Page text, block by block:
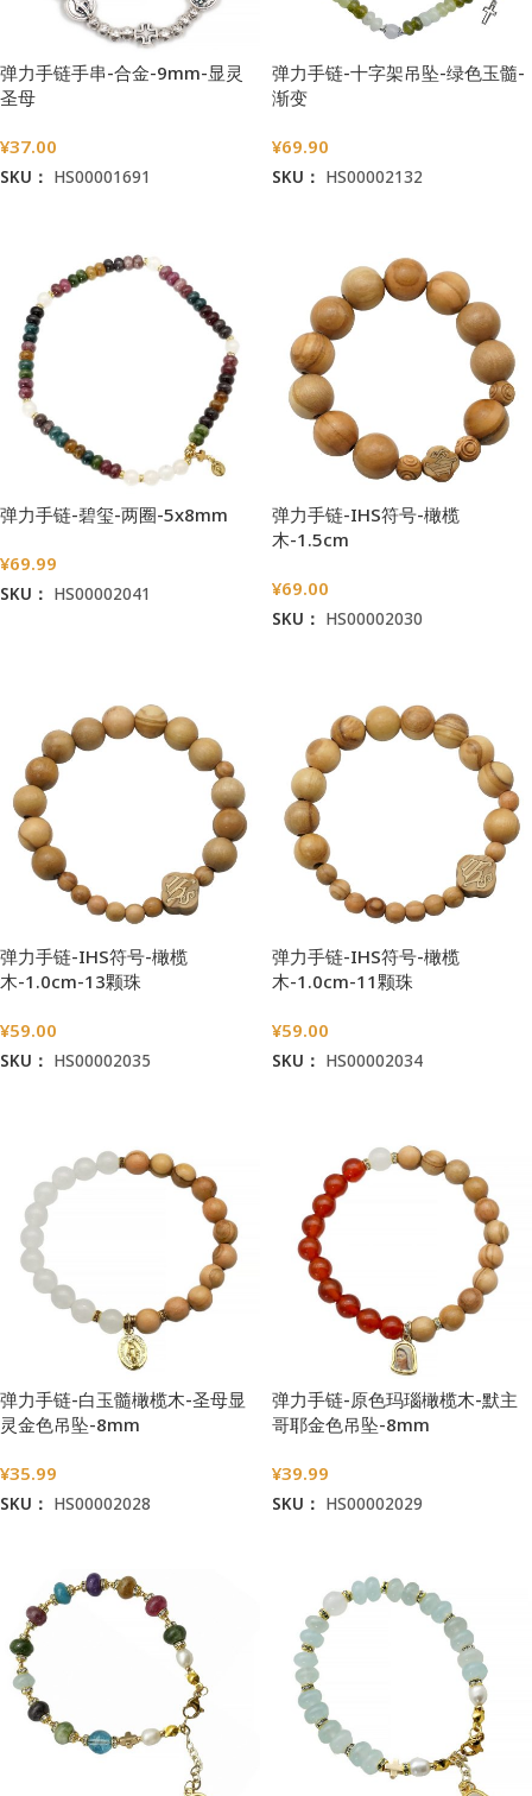
弹力手链手串-合金-9mm-显灵
圣母
¥37.00
SKU： HS00001691
弹力手链-十字架吊坠-绿色玉髓-
渐变
¥69.90
SKU： HS00002132
弹力手链-碧玺-两圈-5x8mm
¥69.99
SKU： HS00002041
弹力手链-IHS符号-橄榄
木-1.5cm
¥69.00
SKU： HS00002030
弹力手链-IHS符号-橄榄
木-1.0cm-13颗珠
¥59.00
SKU： HS00002035
弹力手链-IHS符号-橄榄
木-1.0cm-11颗珠
¥59.00
SKU： HS00002034
弹力手链-白玉髓橄榄木-圣母显
灵金色吊坠-8mm
¥35.99
SKU： HS00002028
弹力手链-原色玛瑙橄榄木-默主
哥耶金色吊坠-8mm
¥39.99
SKU： HS00002029